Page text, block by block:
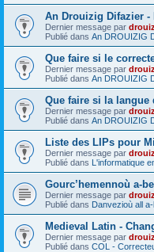
An Drouizig Difazier -
Dernier message par
Publié dans An DROUIZIG
Que faire si le
Dernier message par
Publié dans An DROUIZIG
Que faire si la
Dernier message par
Publié dans An DROUIZIG
Liste des LIPs pour
Dernier message par
Publié dans L'informatique
Gourc’hemennoù a-
Dernier message par
Publié dans Danvezioù all
Medieval Latin -
Dernier message par
Publié dans COL -